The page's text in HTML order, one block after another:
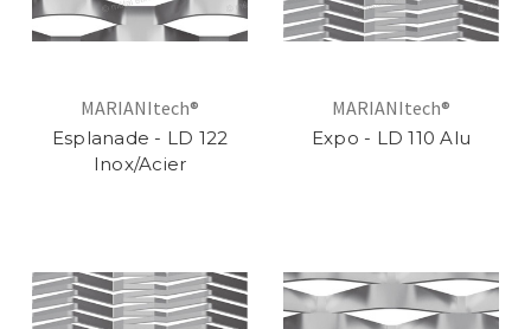
MARIANItech®
Esplanade - LD 122
Inox/Acier
MARIANItech®
Expo - LD 110 Alu